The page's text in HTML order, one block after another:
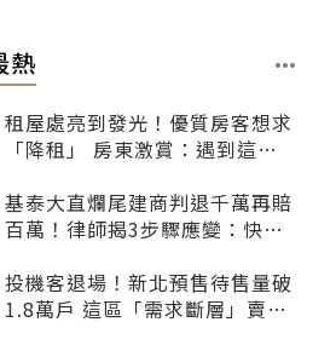
熱
租屋處亮到發光！優質房客想求
「降租」 房東激賞：遇到這種
基泰大直爛尾建商判退千萬再賠
百萬！律師揭3步驟應變：快通
投機客退場！新北預售待售量破
1.8萬戶 這區「需求斷層」賣壓